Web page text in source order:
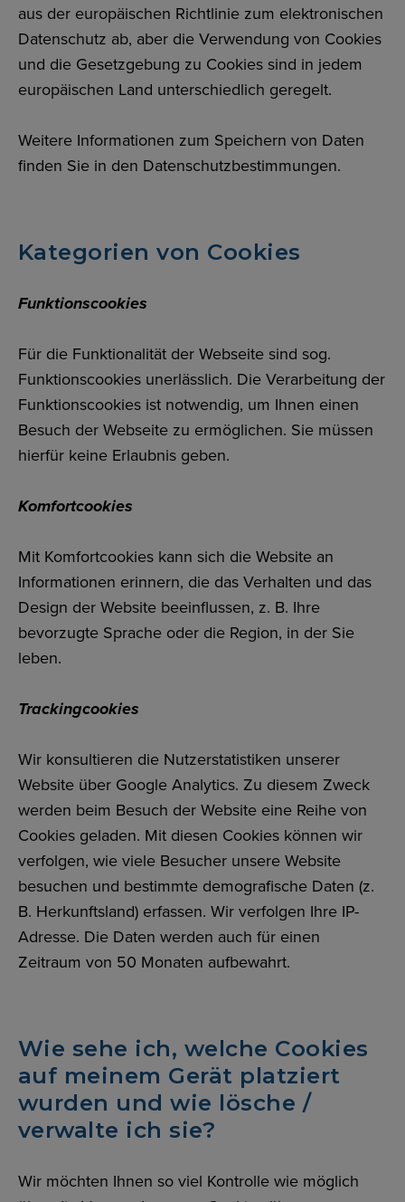
aus der europäischen Richtlinie zum elektronischen
Datenschutz ab, aber die Verwendung von Cookies
und die Gesetzgebung zu Cookies sind in jedem
europäischen Land unterschiedlich geregelt.
Weitere Informationen zum Speichern von Daten
finden Sie in den Datenschutzbestimmungen.
Kategorien von Cookies
Funktionscookies
Für die Funktionalität der Webseite sind sog.
Funktionscookies unerlässlich. Die Verarbeitung der
Funktionscookies ist notwendig, um Ihnen einen
Besuch der Webseite zu ermöglichen. Sie müssen
hierfür keine Erlaubnis geben.
Komfortcookies
Mit Komfortcookies kann sich die Website an
Informationen erinnern, die das Verhalten und das
Design der Website beeinflussen, z. B. Ihre
bevorzugte Sprache oder die Region, in der Sie
leben.
Trackingcookies
Wir konsultieren die Nutzerstatistiken unserer
Website über Google Analytics. Zu diesem Zweck
werden beim Besuch der Website eine Reihe von
Cookies geladen. Mit diesen Cookies können wir
verfolgen, wie viele Besucher unsere Website
besuchen und bestimmte demografische Daten (z.
B. Herkunftsland) erfassen. Wir verfolgen Ihre IP-
Adresse. Die Daten werden auch für einen
Zeitraum von 50 Monaten aufbewahrt.
Wie sehe ich, welche Cookies
auf meinem Gerät platziert
wurden und wie lösche /
verwalte ich sie?
Wir möchten Ihnen so viel Kontrolle wie möglich